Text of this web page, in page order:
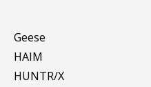
Geese
HAIM
HUNTR/X